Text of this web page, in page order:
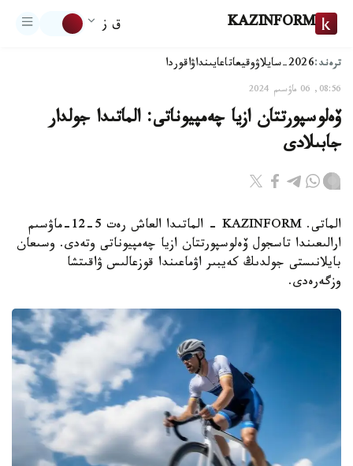
KAZINFORM ق ز
ترەند:2026-سايلاۋ وقيعاتاعايىنداۋاقوردا
08:56, 06 ماۋسىم 2024
ۆەلوسپورتتان ازيا چەمپيوناتى: الماتىدا جولدار
جابىلادى
الماتى. KAZINFORM - الماتىدا العاش رەت 5-12-ماۋسىم
ارالىعىندا تاسجول ۆەلوسپورتتان ازيا چەمپيوناتى وتەدى. وسىعان
بايلانىستى جولدىڭ كەيبىر اۋماعىندا قوزعالىس ۋاقىتشا
وزگەرەدى.